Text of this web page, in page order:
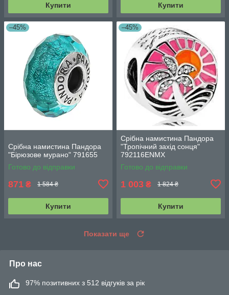
Купити Купити
–45%
Срібна намистина Пандора
"Бірюзове мурано" 791655
Готово до відправки
871 ₴ 1 584 ₴
Купити
–45%
Срібна намистина Пандора
"Тропічний захід сонця"
792116ENMX
Готово до відправки
1 003 ₴ 1 824 ₴
Купити
Показати ще
Про нас
97% позитивних з 512 відгуків за рік